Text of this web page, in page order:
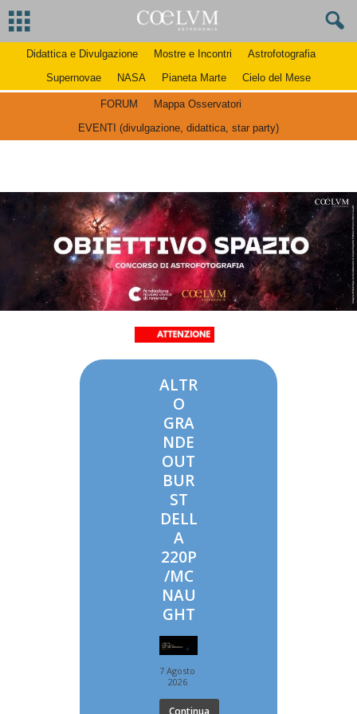
Didattica e Divulgazione Mostre e Incontri
Astrofotografia
Supernovae
NASA Pianeta Marte Cielo del Mese
FORUM
Mappa Osservatori
EVENTI (divulgazione, didattica, star party)
ALTR
O
GRA
NDE
OUT
BUR
ST
DELL
A
220P
/MC
NAU
GHT
7 Agosto
2026
Continua